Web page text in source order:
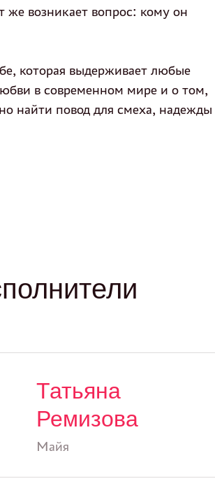
же возникает вопрос: кому он
которая выдерживает любые
в современном мире и о том,
найти повод для смеха, надежды
Татьяна
Ремизова
Майя